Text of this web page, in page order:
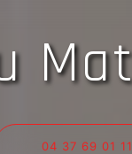
04 37 69 01 11